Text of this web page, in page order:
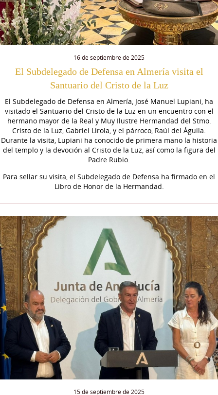
16 de septiembre de 2025
El Subdelegado de Defensa en Almería visita el
Santuario del Cristo de la Luz
El Subdelegado de Defensa en Almería, José Manuel Lupiani, ha
visitado el Santuario del Cristo de la Luz en un encuentro con el
hermano mayor de la Real y Muy Ilustre Hermandad del Stmo.
Cristo de la Luz, Gabriel Lirola, y el párroco, Raúl del Águila.
Durante la visita, Lupiani ha conocido de primera mano la historia
del templo y la devoción al Cristo de la Luz, así como la figura del
Padre Rubio.
Para sellar su visita, el Subdelegado de Defensa ha firmado en el
Libro de Honor de la Hermandad.
15 de septiembre de 2025